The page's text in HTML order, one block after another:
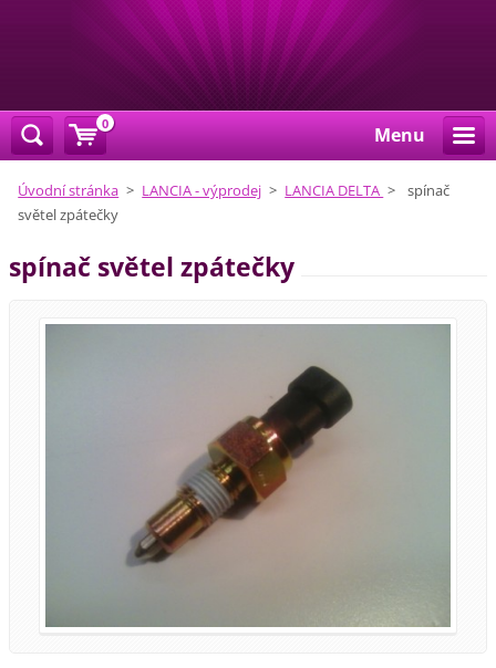
Menu
Úvodní stránka > LANCIA - výprodej > LANCIA DELTA >
spínač
světel zpátečky
spínač světel zpátečky
0